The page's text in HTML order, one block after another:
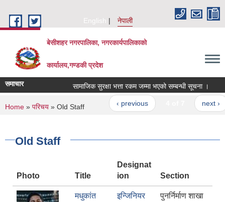
English
नेपाली
बेसीशहर नगरपालिका, नगरकार्यपालिकाको
कार्यालय,गण्डकी प्रदेश
समाचार सामाजिक सुरक्षा भत्ता रकम जम्मा भएको सम्बन्धी सूचना ।
‹ previous next ›
You are here
Home » परिचय » Old Staff
Old Staff
Photo Title
Designat
ion
Section
मधुकांत
इन्जिनियर पुनर्निर्माण शाखा